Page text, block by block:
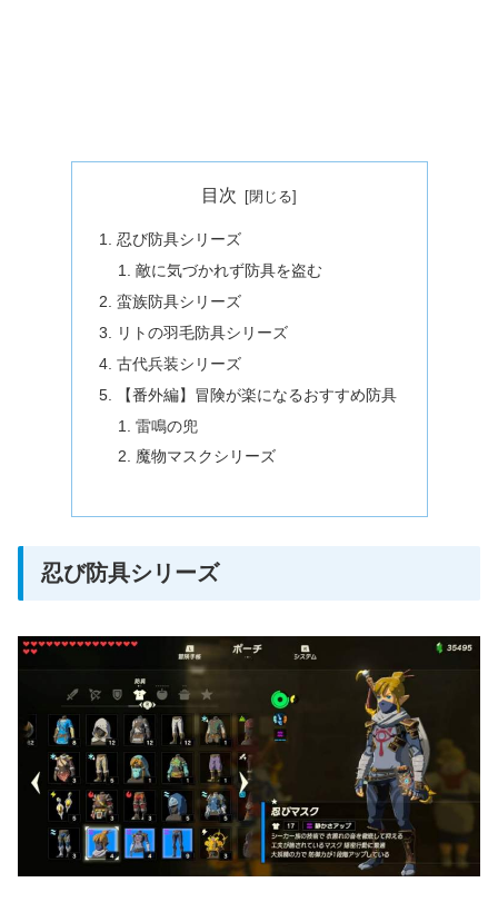
目次
忍び防具シリーズ
敵に気づかれず防具を盗む
蛮族防具シリーズ
リトの羽毛防具シリーズ
古代兵装シリーズ
【番外編】冒険が楽になるおすすめ防具
雷鳴の兜
魔物マスクシリーズ
忍び防具シリーズ